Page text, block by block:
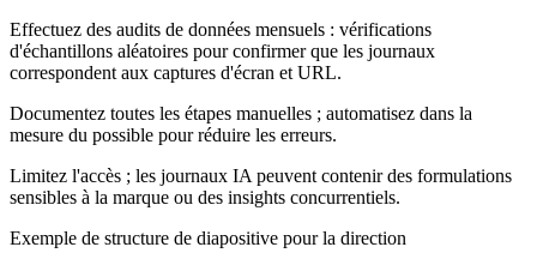
Effectuez des audits de données mensuels : vérifications
d'échantillons aléatoires pour confirmer que les journaux
correspondent aux captures d'écran et URL.
Documentez toutes les étapes manuelles ; automatisez dans la
mesure du possible pour réduire les erreurs.
Limitez l'accès ; les journaux IA peuvent contenir des formulations
sensibles à la marque ou des insights concurrentiels.
Exemple de structure de diapositive pour la direction